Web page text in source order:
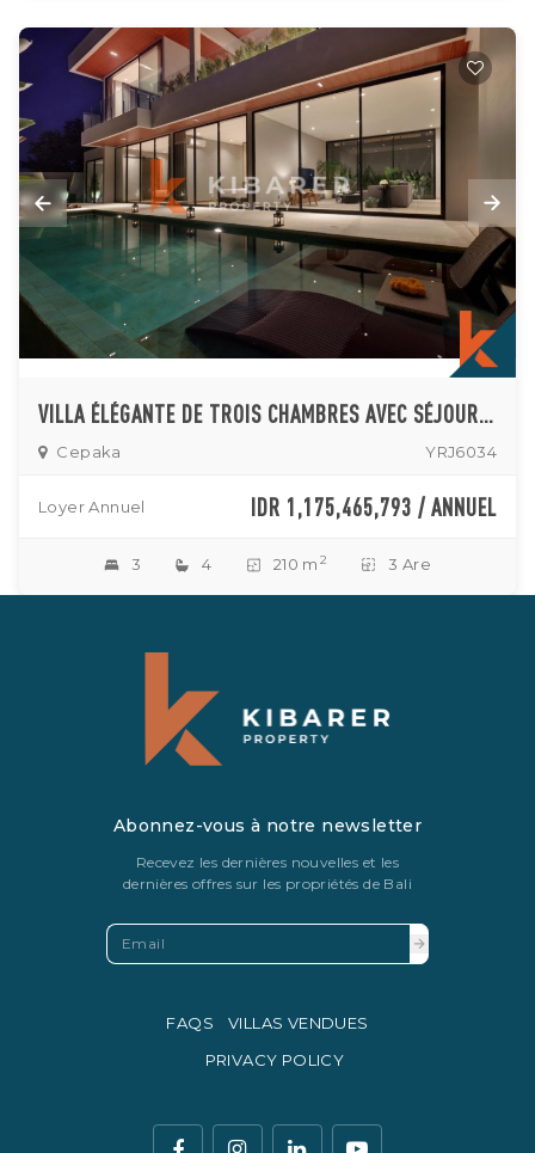
VILLA ÉLÉGANTE DE TROIS CHAMBRES AVEC SÉJOUR CLOS À CEPAKA
Cepaka YRJ6034
Loyer Annuel IDR 1,175,465,793 / ANNUEL
3 4 210 m 2 3 Are
Abonnez-vous à notre newsletter
Recevez les dernières nouvelles et les
dernières offres sur les propriétés de Bali
FAQS
VILLAS VENDUES
PRIVACY POLICY